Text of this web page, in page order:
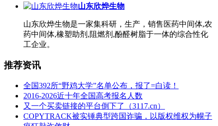
山东欣烨生物
山东欣烨生物是一家集科研，生产，销售医药中间体,农
药中间体,橡塑助剂,阻燃剂,酚醛树脂于一体的综合性化
工企业。
推荐资讯
全国392所“野鸡大学”名单公布，报了=白读！
2016-2026近十年全国高考报名人数
又一个买卖链接的平台倒下了（3117.cn）
COPYTRACK被实锤典型跨国诈骗，以版权维权为幌子